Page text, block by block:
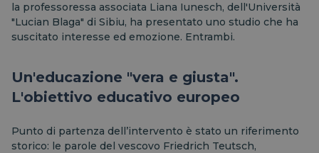
la professoressa associata Liana Iunesch, dell'Università
"Lucian Blaga" di Sibiu, ha presentato uno studio che ha
suscitato interesse ed emozione. Entrambi.
Un'educazione "vera e giusta".
L'obiettivo educativo europeo
Punto di partenza dell’intervento è stato un riferimento
storico: le parole del vescovo Friedrich Teutsch,